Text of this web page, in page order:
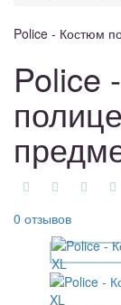
Police - Костюм
Police
0 отзывов